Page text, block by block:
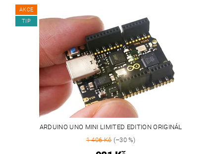
AKCE
TIP
ARDUINO UNO MINI LIMITED EDITION ORIGINÁL
1 406 Kč(–30 %)